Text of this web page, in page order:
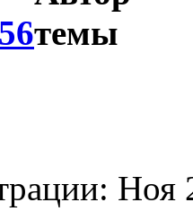
Ноя